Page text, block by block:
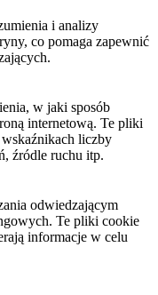
i analizy
co pomaga zapewnić
w jaki sposób
internetową. Te pliki
liczby
źródle ruchu itp.
odwiedzającym
Te pliki cookie
informacje w celu